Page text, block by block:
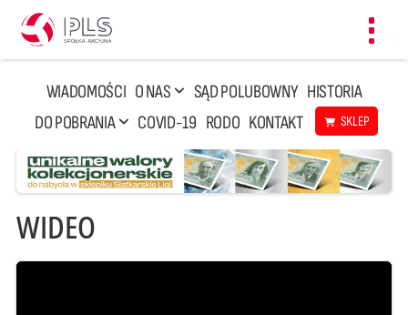
WIADOMOŚCI O NAS SĄD POLUBOWNY HISTORIA
DO POBRANIA
COVID-19 RODO KONTAKT SKLEP
WIDEO